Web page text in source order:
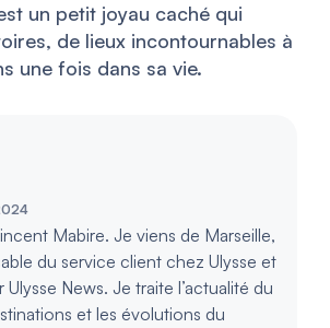
un petit joyau caché qui
de lieux incontournables à
une fois dans sa vie.
Mabire. Je viens de Marseille,
du service client chez Ulysse et
News. Je traite l’actualité du
et les évolutions du